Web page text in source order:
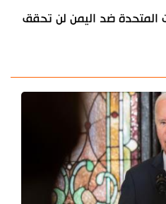
المتحدة ضد اليمن لن تحقق